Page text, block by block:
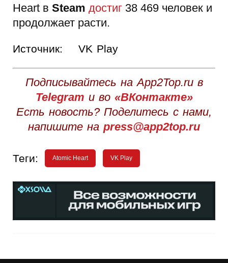
Heart в Steam достиг 38 469 человек и
продолжает расти.
Источник: VK Play
Подписывайтесь на App2Top.ru в
Telegram и во «ВКонтакте»
Есть новость? Поделитесь с нами,
напишите на press@app2top.ru
Теги: Atomic Heart VK Play